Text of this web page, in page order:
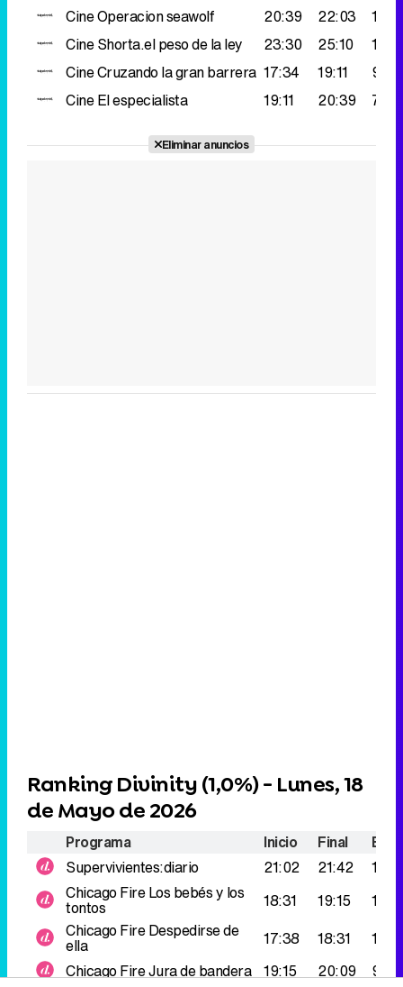
CineOperacion seawolf 20:39 22:03
CineShorta.el peso de la ley 23:30 25:10
CineCruzando la gran barrera 17:34 19:11
CineEl especialista 19:11 20:39
Eliminar anuncios
Ranking Divinity (1,0%) - Lunes, 18
de Mayo de 2026
Programa Inicio Final
Supervivientes:diario
21:02 21:42
Chicago FireLos bebés y los
tontos 18:31 19:15
Chicago FireDespedirse de
ella 17:38 18:31
Chicago FireJura de bandera 19:15 20:09